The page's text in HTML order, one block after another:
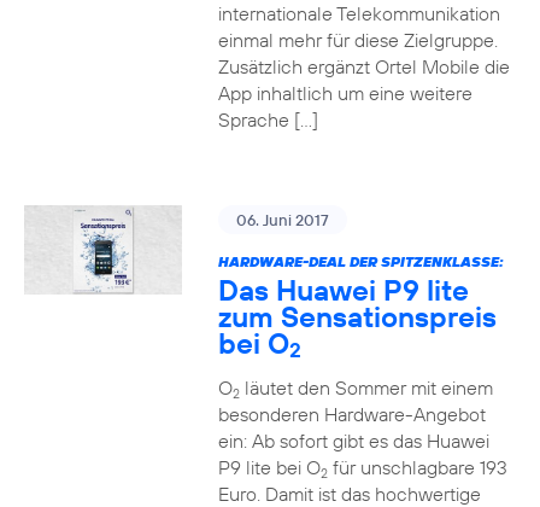
internationale Telekommunikation
einmal mehr für diese Zielgruppe.
Zusätzlich ergänzt Ortel Mobile die
App inhaltlich um eine weitere
Sprache […]
06. Juni 2017
HARDWARE-DEAL DER SPITZENKLASSE:
Das Huawei P9 lite
zum Sensationspreis
bei O2
O2läutet den Sommer mit einem
besonderen Hardware-Angebot
ein: Ab sofort gibt es das Huawei
P9 lite bei O2für unschlagbare 193
Euro. Damit ist das hochwertige